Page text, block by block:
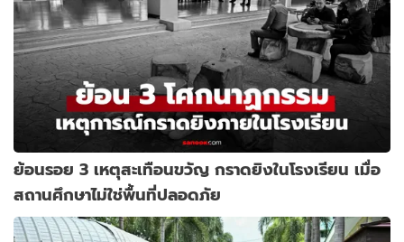
ย้อนรอย 3 เหตุสะเทือนขวัญ กราดยิงในโรงเรียน เมื่อ
สถานศึกษาไม่ใช่พื้นที่ปลอดภัย